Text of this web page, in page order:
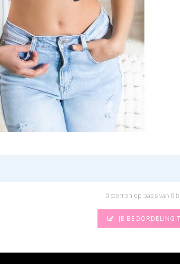
0 sterren op basis van 0
JE BEOORDELING